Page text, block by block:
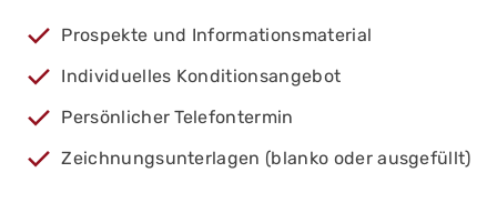
Prospekte und Informationsmaterial
Individuelles Konditionsangebot
Persönlicher Telefontermin
Zeichnungsunterlagen (blanko oder ausgefüllt)